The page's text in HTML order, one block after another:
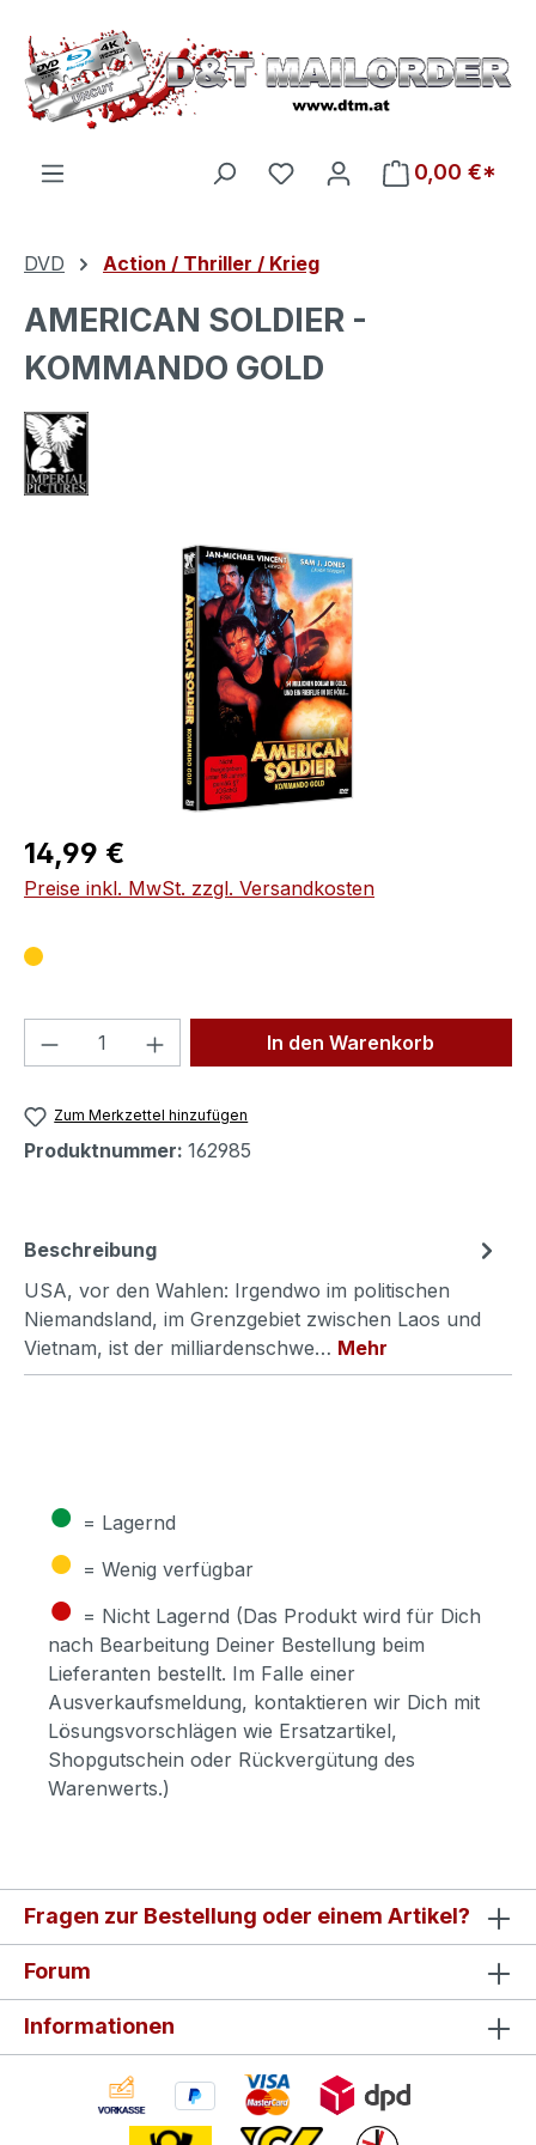
Zum Hauptinhalt springen
Du hast 0 Produkte auf
0,00 €*
DVD Action / Thriller / Krieg
AMERICAN SOLDIER -
KOMMANDO GOLD
Bildergalerie überspringen
Regulärer Preis:
14,99 €
Preise inkl. MwSt. zzgl. Versandkosten
Produkt Anzahl: Gib denIn den Warenkorb
Zum Merkzettel hinzufügen
Produktnummer: 162985
Beschreibung
USA, vor den Wahlen: Irgendwo im politischen
Niemandsland, im Grenzgebiet zwischen Laos und
Vietnam, ist der milliardenschwe… Mehr
● = Lagernd
● = Wenig verfügbar
● = Nicht Lagernd (Das Produkt wird für Dich
nach Bearbeitung Deiner Bestellung beim
Lieferanten bestellt. Im Falle einer
Ausverkaufsmeldung, kontaktieren wir Dich mit
Lösungsvorschlägen wie Ersatzartikel,
Shopgutschein oder Rückvergütung des
Warenwerts.)
Fragen zur Bestellung oder einem Artikel?
Forum
Informationen